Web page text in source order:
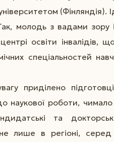
(Фінляндія).
Так, молодь з вадами
освіти інвалідів,
спеціальностей
приділено
наукової роботи,
та
не лише в регіоні,